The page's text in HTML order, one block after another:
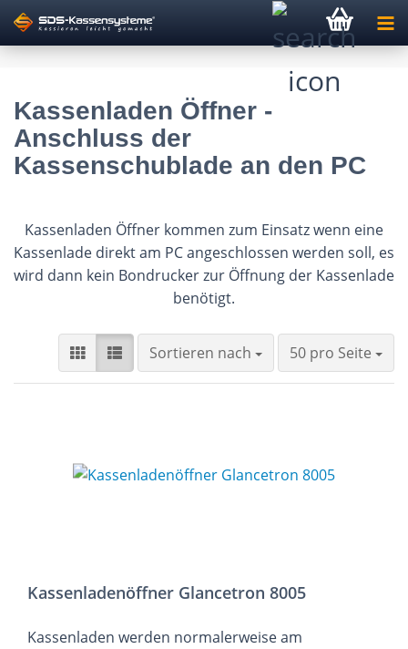
Kassenladen Öffner -
Anschluss der
Kassenschublade an den PC
Kassenladen Öffner kommen zum Einsatz wenn eine
Kassenlade direkt am PC angeschlossen werden soll, es
wird dann kein Bondrucker zur Öffnung der Kassenlade
benötigt.
Sortieren nach
Sortieren nach 50 pro Seite
pro Seite
Kassenladenöffner Glancetron 8005
Kassenladen werden normalerweise am